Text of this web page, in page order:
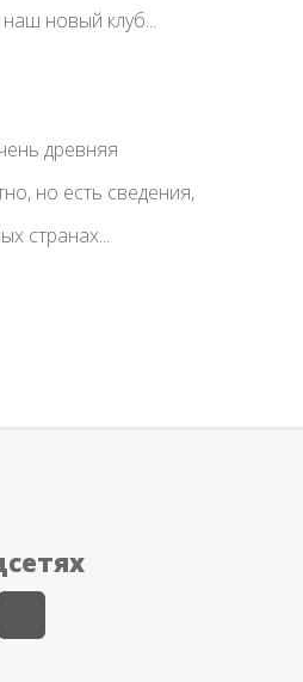
новый клуб...
древняя
но есть сведения,
странах...